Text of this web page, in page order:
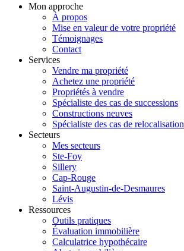
Mon approche
À propos
Mise en valeur de votre propriété
Témoignages
Contact
Services
Vendre ma propriété
Achetez une propriété
Propriétés à vendre
Spécialiste des cas de successions
Constructions neuves
Spécialiste des cas de relocalisation
Secteurs
Mes secteurs
Ste-Foy
Sillery
Cap-Rouge
Saint-Augustin-de-Desmaures
Lévis
Ressources
Outils pratiques
Évaluation immobilière
Calculatrice hypothécaire